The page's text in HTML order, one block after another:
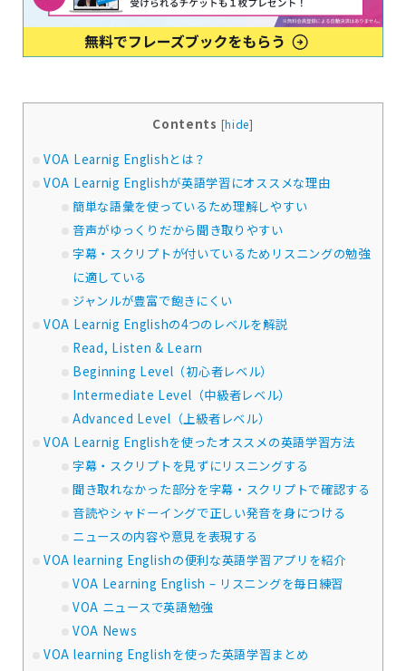
Contents [hide]
VOA Learnig Englishとは？
VOA Learnig Englishが英語学習にオススメな理由
簡単な語彙を使っているため理解しやすい
音声がゆっくりだから聞き取りやすい
字幕・スクリプトが付いているためリスニングの勉強
に適している
ジャンルが豊富で飽きにくい
VOA Learnig Englishの4つのレベルを解説
Read, Listen & Learn
Beginning Level（初心者レベル）
Intermediate Level（中級者レベル）
Advanced Level（上級者レベル）
VOA Learnig Englishを使ったオススメの英語学習方法
字幕・スクリプトを見ずにリスニングする
聞き取れなかった部分を字幕・スクリプトで確認する
音読やシャドーイングで正しい発音を身につける
ニュースの内容や意見を表現する
VOA learning Englishの便利な英語学習アプリを紹介
VOA Learning English – リスニングを毎日練習
VOA ニュースで英語勉強
VOA News
VOA learning Englishを使った英語学習まとめ